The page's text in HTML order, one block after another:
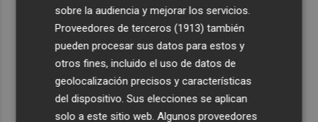
sobre la audiencia y mejorar los servicios.
Proveedores de terceros (1913) también
pueden procesar sus datos para estos y
otros fines, incluido el uso de datos de
geolocalización precisos y características
del dispositivo. Sus elecciones se aplican
solo a este sitio web. Algunos proveedores